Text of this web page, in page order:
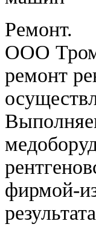
Ремонт.
ООО
ремонт
фирмой-